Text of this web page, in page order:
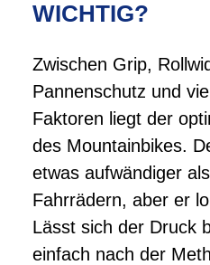
WICHTIG?
Zwischen Grip,
Pannenschutz und
Faktoren liegt der
des Mountainbikes.
etwas aufwändiger
Fahrrädern, aber er
Lässt sich der Druck
einfach nach der